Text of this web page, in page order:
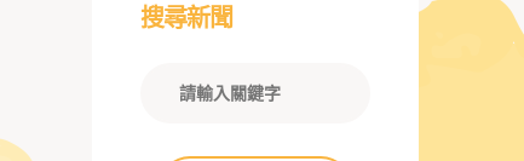
搜尋新聞